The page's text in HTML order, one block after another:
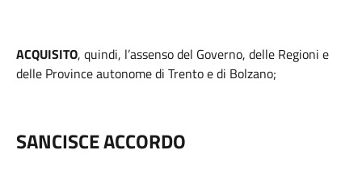
ACQUISITO, quindi, l’assenso del Governo, delle Regioni e
delle Province autonome di Trento e di Bolzano;
SANCISCE ACCORDO